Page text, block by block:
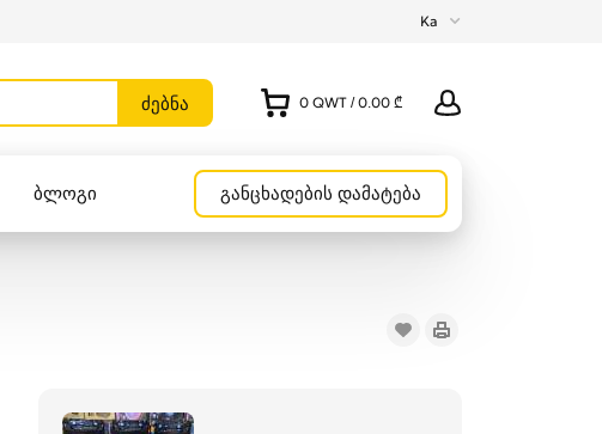
Ka
0 QWT / 0.00 ₾
ბლოგი განცხადების დამატება